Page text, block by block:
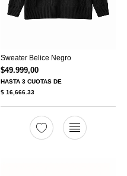
Sweater Belice Negro
$49.999,00
HASTA3 CUOTAS DE
$ 16,666.33